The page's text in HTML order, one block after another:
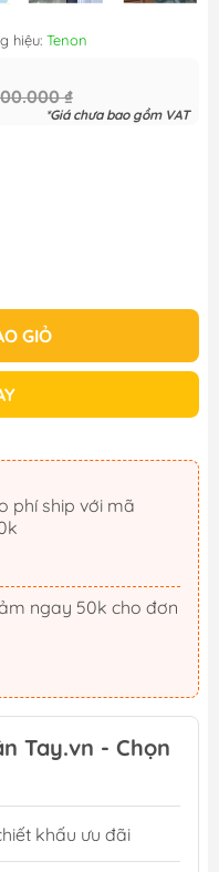
hiệu: Tenon
₫
*Giá chưa bao gồm VAT
GIỎ
phí ship với mã
Tay.vn - Chọn
khấu ưu đãi